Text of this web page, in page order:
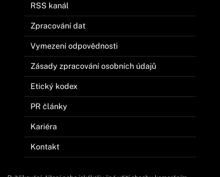
RSS kanál
Zpracování dat
Vymezení odpovědnosti
Zásady zpracování osobních údajů
Etický kodex
PR články
Kariéra
Kontakt